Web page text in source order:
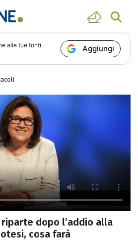
alle tue fonti
Aggiungi
riparte dopo l’addio alla
cosa farà